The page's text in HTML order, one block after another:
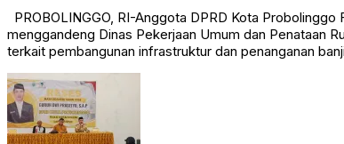
PROBOLINGGO, RI-Anggota DPRD Kota
menggandeng Dinas Pekerjaan Umum dan Penataan
terkait pembangunan infrastruktur dan penanganan